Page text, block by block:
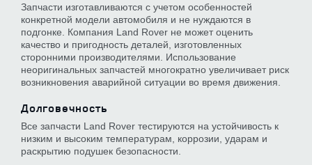
Запчасти изготавливаются с учетом особенностей
конкретной модели автомобиля и не нуждаются в
подгонке. Компания Land Rover не может оценить
качество и пригодность деталей, изготовленных
сторонними производителями. Использование
неоригинальных запчастей многократно увеличивает риск
возникновения аварийной ситуации во время движения.
Долговечность
Все запчасти Land Rover тестируются на устойчивость к
низким и высоким температурам, коррозии, ударам и
раскрытию подушек безопасности.